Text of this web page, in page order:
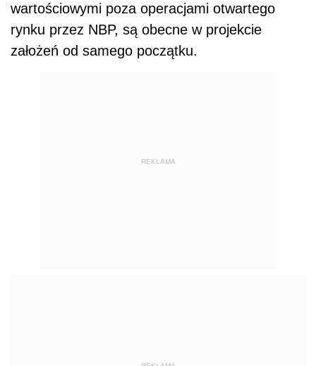
wartościowymi poza operacjami otwartego
rynku przez NBP, są obecne w projekcie
założeń od samego początku.
REKLAMA